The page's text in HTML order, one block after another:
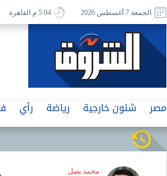
الجمعة 7 أغسطس 2026 5:04 م القاهرة
مصر شئون خارجية رياضة رأي
محمد بصل